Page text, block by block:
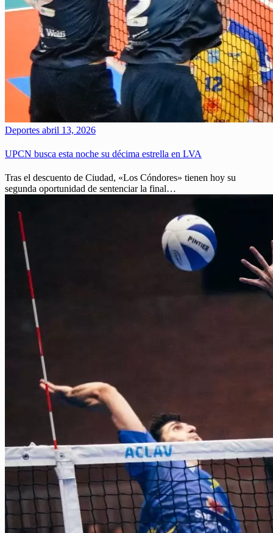
Deportes abril 13, 2026
UPCN busca esta noche su décima estrella en LVA
Tras el descuento de Ciudad, «Los Cóndores» tienen hoy su
segunda oportunidad de sentenciar la final…